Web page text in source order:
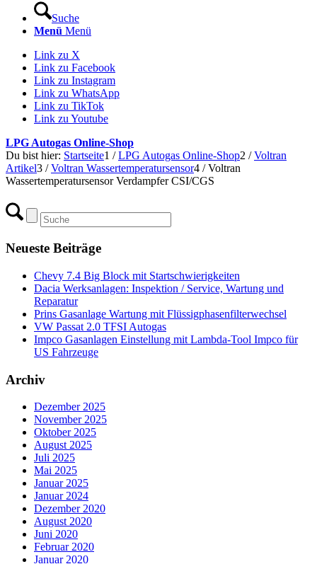
Suche
Menü Menü
Link zu X
Link zu Facebook
Link zu Instagram
Link zu WhatsApp
Link zu TikTok
Link zu Youtube
LPG Autogas Online-Shop
Du bist hier: Startseite1 / LPG Autogas Online-Shop2 / Voltran
Artikel3 / Voltran Wassertemperatursensor4 / Voltran
Wassertemperatursensor Verdampfer CSI/CGS
Neueste Beiträge
Chevy 7.4 Big Block mit Startschwierigkeiten
Dacia Werksanlagen: Inspektion / Service, Wartung und
Reparatur
Prins Gasanlage Wartung mit Flüssigphasenfilterwechsel
VW Passat 2.0 TFSI Autogas
Impco Gasanlagen Einstellung mit Lambda-Tool Impco für
US Fahrzeuge
Archiv
Dezember 2025
November 2025
Oktober 2025
August 2025
Juli 2025
Mai 2025
Januar 2025
Januar 2024
Dezember 2020
August 2020
Juni 2020
Februar 2020
Januar 2020